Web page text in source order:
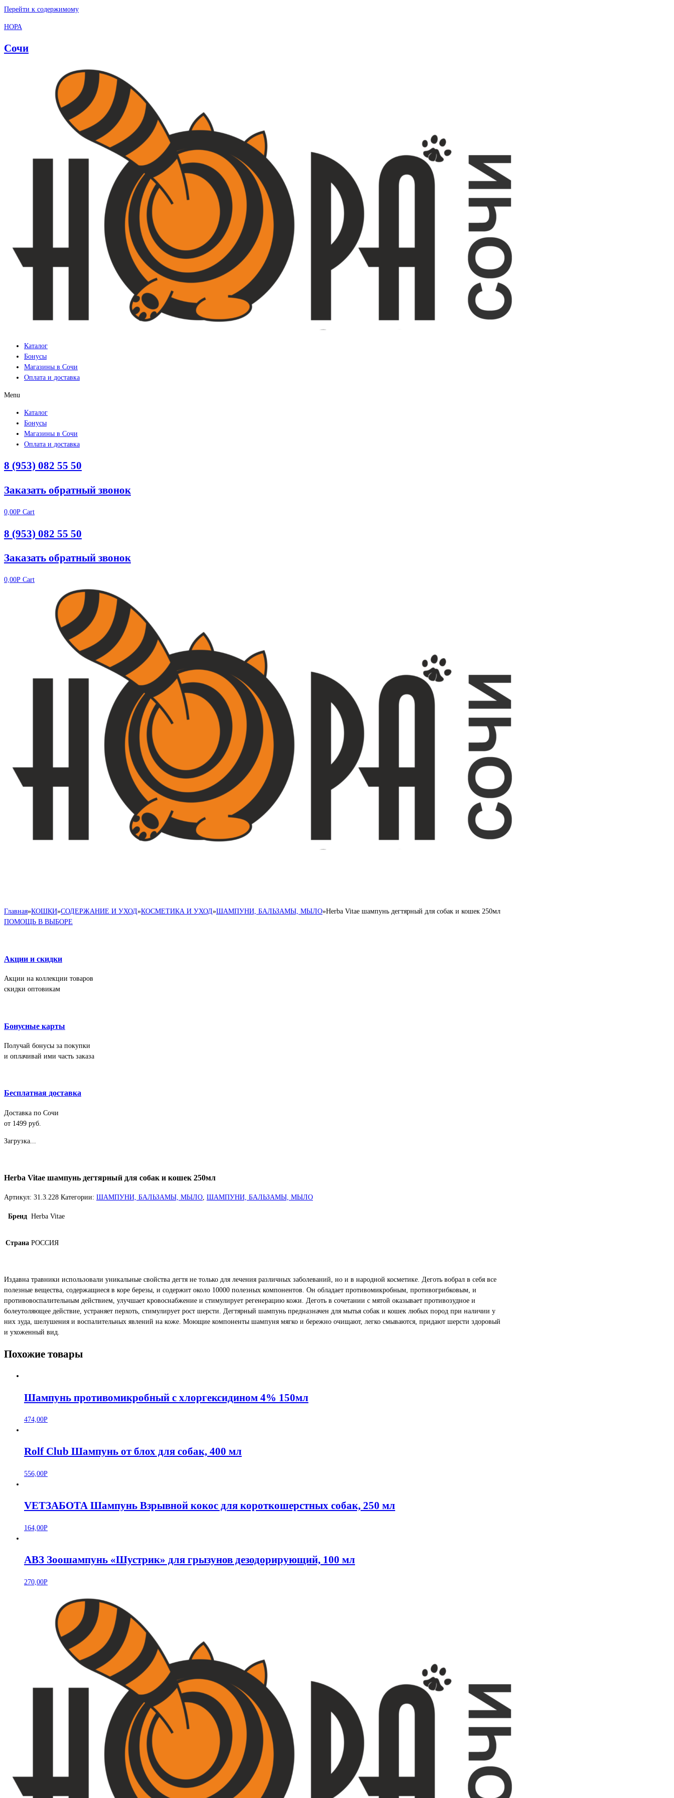
Перейти к содержимому
НОРА
Сочи
Каталог
Бонусы
Магазины в Сочи
Оплата и доставка
Menu
Каталог
Бонусы
Магазины в Сочи
Оплата и доставка
8 (953) 082 55 50
Заказать обратный звонок
0,00Р Cart
8 (953) 082 55 50
Заказать обратный звонок
0,00Р Cart
Главная»КОШКИ»СОДЕРЖАНИЕ И УХОД»КОСМЕТИКА И УХОД»ШАМПУНИ, БАЛЬЗАМЫ, МЫЛО»Herba Vitae шампунь дегтярный для собак и кошек 250мл
ПОМОЩЬ В ВЫБОРЕ
Акции и скидки
Акции на коллекции товаров
скидки оптовикам
Бонусные карты
Получай бонусы за покупки
и оплачивай ими часть заказа
Бесплатная доставка
Доставка по Сочи
от 1499 руб.
Загрузка...
Herba Vitae шампунь дегтярный для собак и кошек 250мл
Артикул: 31.3.228 Категории: ШАМПУНИ, БАЛЬЗАМЫ, МЫЛО, ШАМПУНИ, БАЛЬЗАМЫ, МЫЛО
Бренд Herba Vitae
Страна РОССИЯ
Издавна травники использовали уникальные свойства дегтя не только для лечения различных заболеваний, но и в народной косметике. Деготь вобрал в себя все
полезные вещества, содержащиеся в коре березы, и содержит около 10000 полезных компонентов. Он обладает противомикробным, противогрибковым, и
противовоспалительным действием, улучшает кровоснабжение и стимулирует регенерацию кожи. Деготь в сочетании с мятой оказывает противозудное и
болеутоляющее действие, устраняет перхоть, стимулирует рост шерсти. Дегтярный шампунь предназначен для мытья собак и кошек любых пород при наличии у
них зуда, шелушения и воспалительных явлений на коже. Моющие компоненты шампуня мягко и бережно очищают, легко смываются, придают шерсти здоровый
и ухоженный вид.
Похожие товары
Шампунь противомикробный с хлоргексидином 4% 150мл
474,00Р
Rolf Club Шампунь от блох для собак, 400 мл
556,00Р
VETЗАБОТА Шампунь Взрывной кокос для короткошерстных собак, 250 мл
164,00Р
АВЗ Зоошампунь «Шустрик» для грызунов дезодорирующий, 100 мл
270,00Р